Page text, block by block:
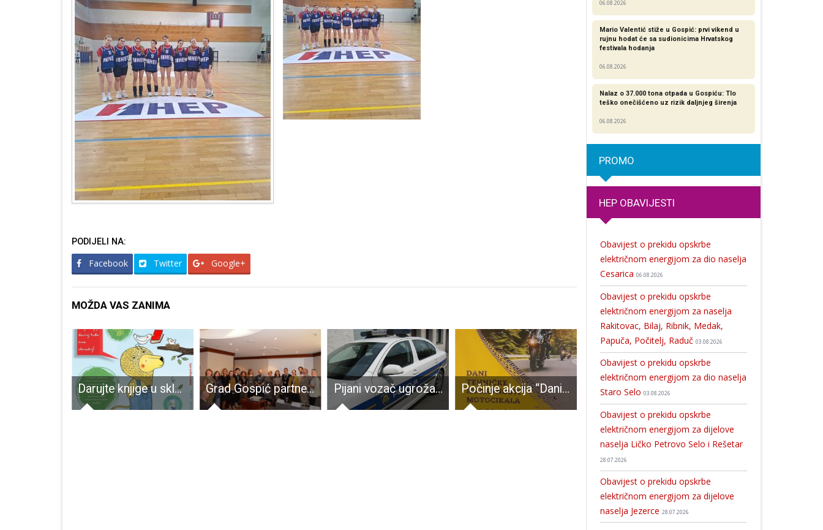
PODIJELI NA:
Facebook Twitter Google+
MOŽDA VAS ZANIMA
Darujte knjige u sklopu akcije “Čitam dam,sretan sam” Grad Gospić partner na velikom poduzetničkom projektu od 3, 1 milijun eura – Gradonačelnik Starčević sa suradnicima otvorio početnu konferenciju u Zagrebu Pijani vozač ugrožavao sigurnost sudionika u prometu na A1 Počinje akcija “Dani tehničke ispravnosti motocikala 2022.”
06.08.2026
Mario Valentić stiže u Gospić: prvi vikend u
rujnu hodat će sa sudionicima Hrvatskog
festivala hodanja
06.08.2026
Nalaz o 37.000 tona otpada u Gospiću: Tlo
teško onečišćeno uz rizik daljnjeg širenja
06.08.2026
PROMO
HEP OBAVIJESTI
Obavijest o prekidu opskrbe
električnom energijom za dio naselja
Cesarica 06.08.2026
Obavijest o prekidu opskrbe
električnom energijom za naselja
Rakitovac, Bilaj, Ribnik, Medak,
Papuča, Počitelj, Raduč 03.08.2026
Obavijest o prekidu opskrbe
električnom energijom za dio naselja
Staro Selo 03.08.2026
Obavijest o prekidu opskrbe
električnom energijom za dijelove
naselja Ličko Petrovo Selo i Rešetar
28.07.2026
Obavijest o prekidu opskrbe
električnom energijom za dijelove
naselja Jezerce 28.07.2026